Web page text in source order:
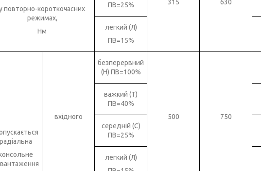
повторно-короткочасних
режимах,
Нм
315 630
ПВ=25%
легкий (Л)
ПВ=15%
радіальна
вхідного
безперервний
(Н) ПВ=100%
500 750
важкий (Т)
ПВ=40%
середній (С)
ПВ=25%
легкий (Л)